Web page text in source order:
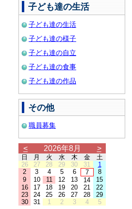
子ども達の生活
子ども達の生活
子ども達の様子
子ども達の自立
子ども達の食事
子ども達の作品
その他
職員募集
< 2026年8月 >
日 月 火 水 木 金
土
26
27 28 29 30 31
1
2
3 4 5 6 7
8
9
10 11 12 13 14
15
16
17 18 19 20 21
22
23
24 25 26 27 28
29
30
31 1 2 3 4 5